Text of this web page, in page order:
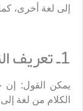
إلى لغة أخرى،
1ـ تعريف الترجمة ــــــ
يمكن القول: إن
الكلام من لغة